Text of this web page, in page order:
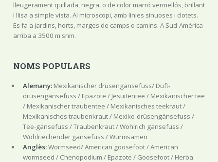
lleugerament quillada, negra, o de color marró vermellós, brillant
i llisa a simple vista. Al microscopi, amb línies sinuoses i clotets.
Es fa a jardins, horts, marges de camps o camins. A Sud-Amèrica
arriba a 3500 m snm.
NOMS POPULARS
Alemany:Mexikanischer drüsengänsefuss/ Duft-
drüsengänsefuss / Epazote / Jesuitentee / Mexikanischer tee
/ Mexikanischer traubentee / Mexikanisches teekraut /
Mexikanisches traubenkraut / Mexiko-drüsengänsefuss /
Tee-gänsefuss / Traubenkraut / Wohlrich gänsefuss /
Wohlriechender gänsefuss / Wurmsamen
Anglès:Wormseed/ American goosefoot / American
wormseed / Chenopodium / Epazote / Goosefoot / Herba